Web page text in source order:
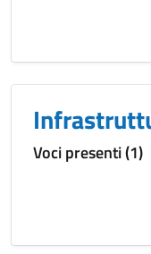
Voci presenti (1)